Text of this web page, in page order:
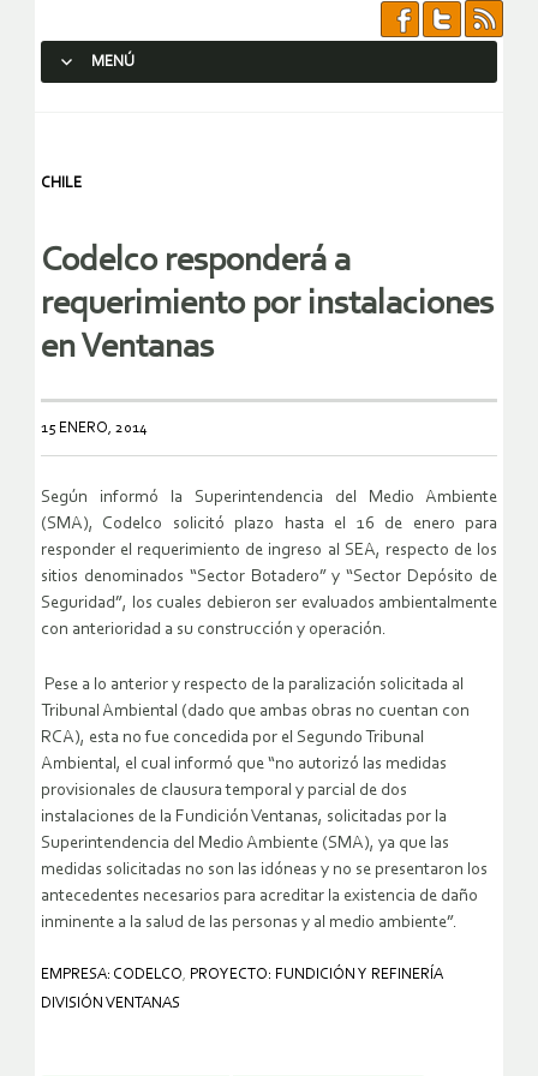
MENÚ
CHILE
Codelco responderá a
requerimiento por instalaciones
en Ventanas
15 ENERO, 2014
Según informó la Superintendencia del Medio Ambiente
(SMA), Codelco solicitó plazo hasta el 16 de enero para
responder el requerimiento de ingreso al SEA, respecto de los
sitios denominados “Sector Botadero” y “Sector Depósito de
Seguridad”, los cuales debieron ser evaluados ambientalmente
con anterioridad a su construcción y operación.
Pese a lo anterior y respecto de la paralización solicitada al
Tribunal Ambiental (dado que ambas obras no cuentan con
RCA), esta no fue concedida por el Segundo Tribunal
Ambiental, el cual informó que “no autorizó las medidas
provisionales de clausura temporal y parcial de dos
instalaciones de la Fundición Ventanas, solicitadas por la
Superintendencia del Medio Ambiente (SMA), ya que las
medidas solicitadas no son las idóneas y no se presentaron los
antecedentes necesarios para acreditar la existencia de daño
inminente a la salud de las personas y al medio ambiente”.
EMPRESA: CODELCO, PROYECTO: FUNDICIÓN Y REFINERÍA
DIVISIÓN VENTANAS